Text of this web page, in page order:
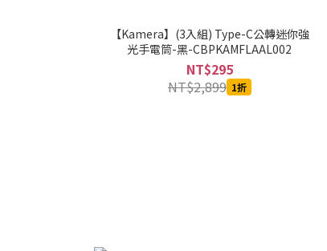
【Kamera】(3入組) Type-C公轉迷你強
光手電筒-黑-CBPKAMFLAAL002
NT$295
NT$2,899 1折